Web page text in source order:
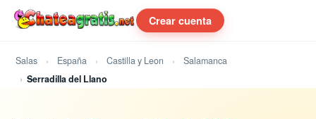
Crear cuenta
Salas España Castilla y Leon
Salamanca
Serradilla del Llano